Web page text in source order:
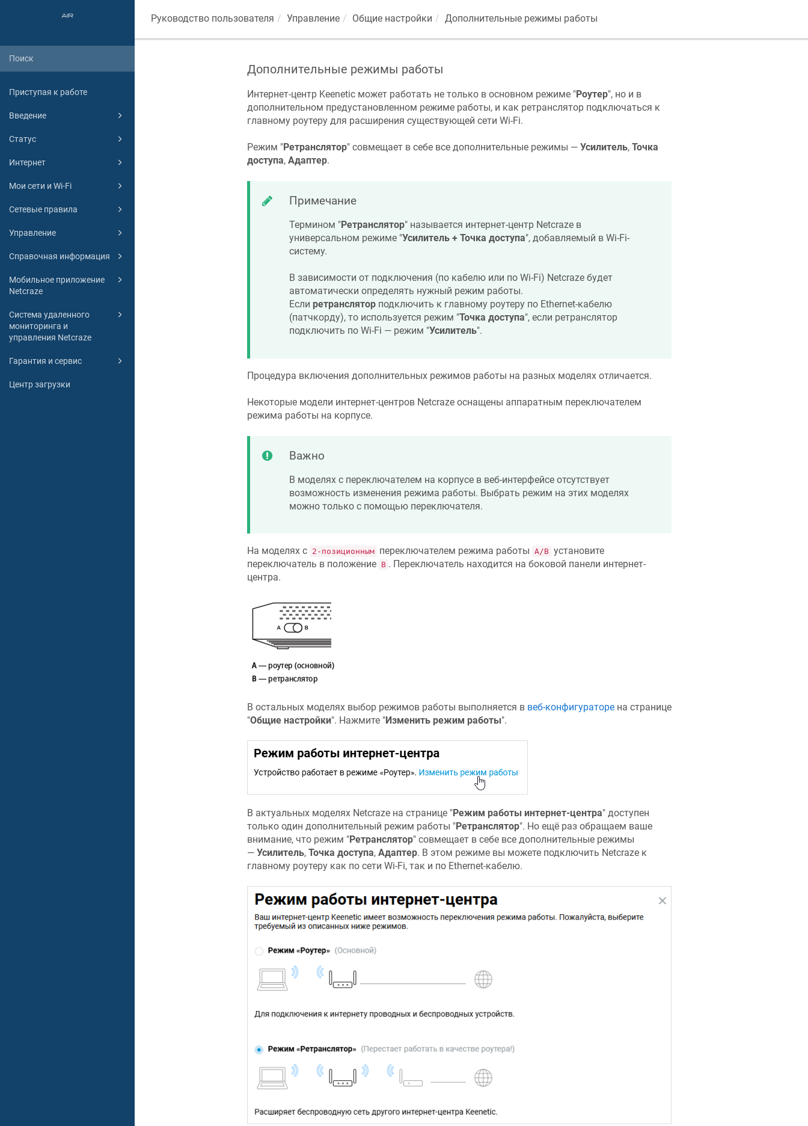
Приступая к работе
Введение
Статус
Интернет
Мои сети и Wi-Fi
Сетевые правила
Управление
Справочная информация
Мобильное приложение
Netcraze
Система удаленного
мониторинга и
управления Netcraze
Гарантия и сервис
Центр загрузки
Руководство пользователя Управление Общие настройки Дополнительные режимы работы
Дополнительные режимы работы
Интернет-центр Keenetiс может работать не только в основном режиме "Роутер", но и в
дополнительном предустановленном режиме работы, и как ретранслятор подключаться к
главному роутеру для расширения существующей сети Wi-Fi.
Режим "Ретранслятор" совмещает в себе все дополнительные режимы — Усилитель, Точка
доступа, Адаптер.
Примечание
Термином "Ретранслятор" называется интернет-центр Netcrazeв
универсальном режиме "Усилитель + Точка доступа", добавляемый в Wi-Fi-
систему.
В зависимости от подключения (по кабелю или по Wi-Fi) Netcrazeбудет
автоматически определять нужный режим работы.
Если ретрансляторподключить к главному роутеру по Ethernet-кабелю
(патчкорду), то используется режим "Точка доступа", если ретранслятор
подключить по Wi-Fi — режим "Усилитель".
Процедура включения дополнительных режимов работы на разных моделях отличается.
Некоторые модели интернет-центров Netcrazeоснащены аппаратным переключателем
режима работы на корпусе.
Важно
В моделях с переключателем на корпусе в веб-интерфейсе отсутствует
возможность изменения режима работы. Выбрать режим на этих моделях
можно только с помощью переключателя.
На моделях с 2-позиционным переключателем режима работы A/B установите
переключатель в положение B . Переключатель находится на боковой панели интернет-
центра.
В остальных моделях выбор режимов работы выполняется в веб-конфигураторена странице
"Общие настройки". Нажмите "Изменить режим работы".
В актуальных моделях Netcrazeна странице "Режим работы интернет-центра" доступен
только один дополнительный режим работы "Ретранслятор". Но ещё раз обращаем ваше
внимание, что режим "Ретранслятор" совмещает в себе все дополнительные режимы
— Усилитель, Точка доступа, Адаптер. В этом режиме вы можете подключить Netcrazeк
главному роутеру как по сети Wi-Fi, так и по Ethernet-кабелю.